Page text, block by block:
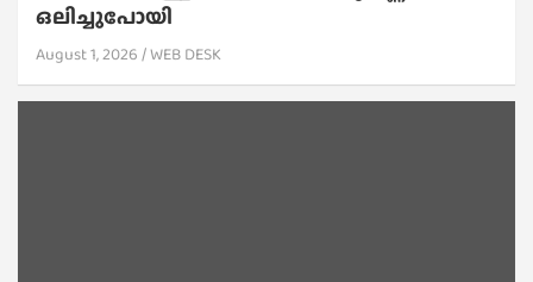
ഒലിച്ചുപോയി
August 1, 2026 WEB DESK